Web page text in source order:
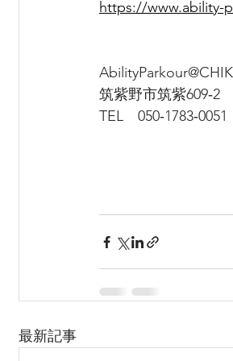
https://www.ability-
筑紫野市筑紫609‐2
TEL　050‐1783‐0051
最新記事